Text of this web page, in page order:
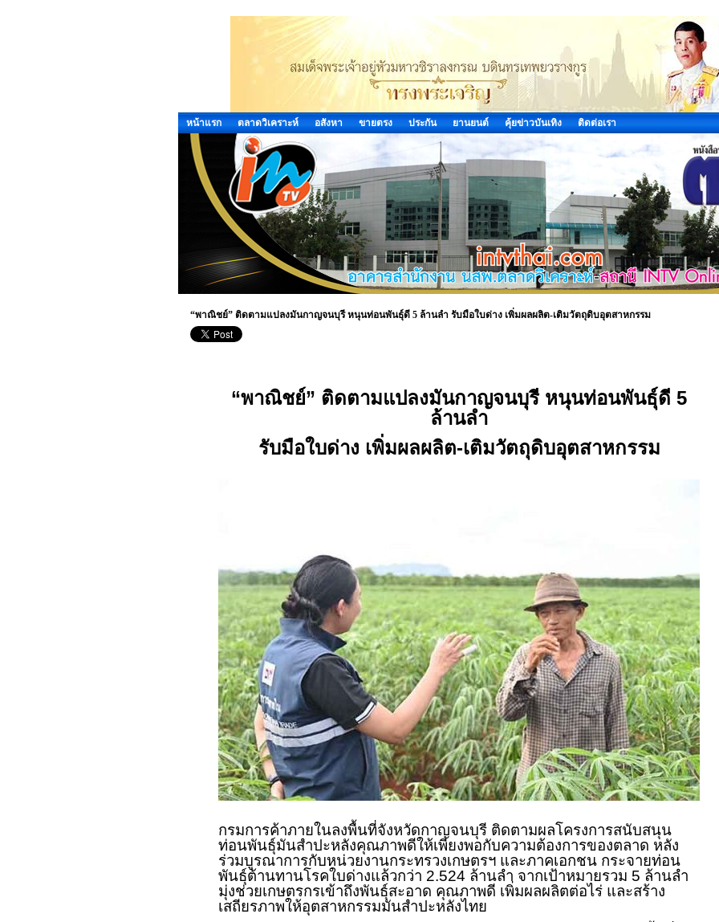
หน้าแรก ตลาดวิเคราะห์ อสังหา ขายตรง ประกัน ยานยนต์ คุ้ยข่าวบันเทิง ติดต่อเรา
“พาณิชย์” ติดตามแปลงมันกาญจนบุรี หนุนท่อนพันธุ์ดี 5 ล้านลำ รับมือใบด่าง เพิ่มผลผลิต-เติมวัตถุดิบอุตสาหกรรม
“พาณิชย์” ติดตามแปลงมันกาญจนบุรี หนุนท่อนพันธุ์ดี 5
ล้านลำ
รับมือใบด่าง เพิ่มผลผลิต-เติมวัตถุดิบอุตสาหกรรม
กรมการค้าภายในลงพื้นที่จังหวัดกาญจนบุรี ติดตามผลโครงการสนับสนุน
ท่อนพันธุ์มันสำปะหลังคุณภาพดีให้เพียงพอกับความต้องการของตลาด หลัง
ร่วมบูรณาการกับหน่วยงานกระทรวงเกษตรฯ และภาคเอกชน กระจายท่อน
พันธุ์ต้านทานโรคใบด่างแล้วกว่า 2.524 ล้านลำ จากเป้าหมายรวม 5 ล้านลำ
มุ่งช่วยเกษตรกรเข้าถึงพันธุ์สะอาด คุณภาพดี เพิ่มผลผลิตต่อไร่ และสร้าง
เสถียรภาพให้อุตสาหกรรมมันสำปะหลังไทย